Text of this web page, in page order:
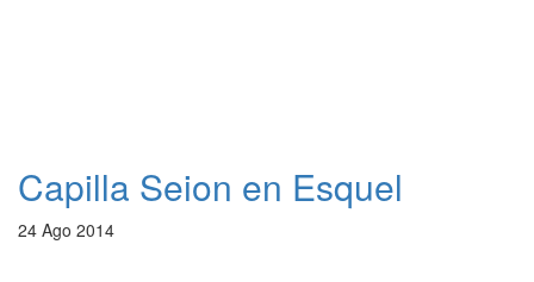
Capilla Seion en Esquel
24 Ago 2014